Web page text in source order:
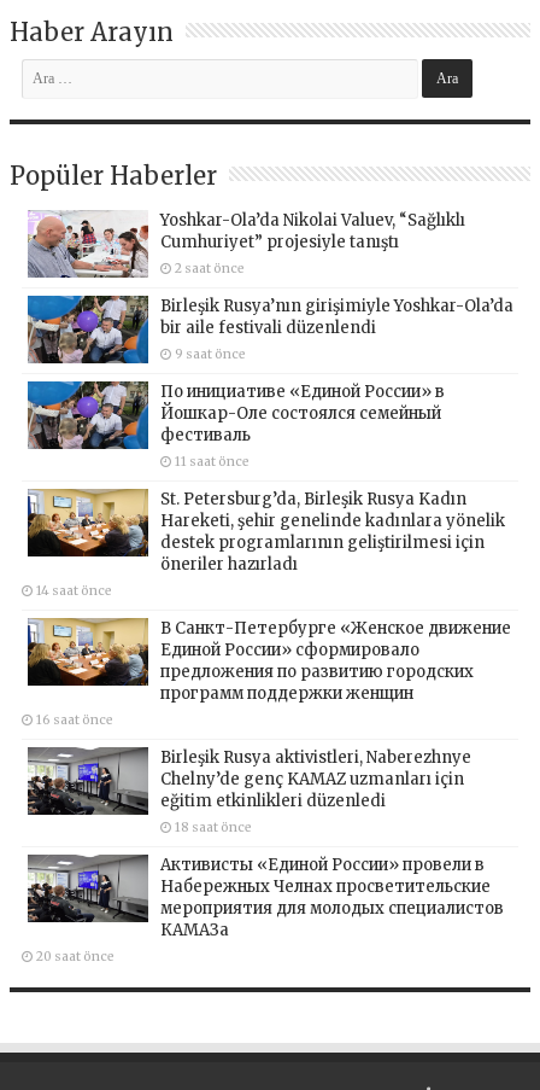
Haber Arayın
Popüler Haberler
Yoshkar-Ola’da Nikolai Valuev, “Sağlıklı
Cumhuriyet” projesiyle tanıştı
2 saat önce
Birleşik Rusya’nın girişimiyle Yoshkar-Ola’da
bir aile festivali düzenlendi
9 saat önce
По инициативе «Единой России» в
Йошкар-Оле состоялся семейный
фестиваль
11 saat önce
St. Petersburg’da, Birleşik Rusya Kadın
Hareketi, şehir genelinde kadınlara yönelik
destek programlarının geliştirilmesi için
öneriler hazırladı
14 saat önce
В Санкт-Петербурге «Женское движение
Единой России» сформировало
предложения по развитию городских
программ поддержки женщин
16 saat önce
Birleşik Rusya aktivistleri, Naberezhnye
Chelny’de genç KAMAZ uzmanları için
eğitim etkinlikleri düzenledi
18 saat önce
Активисты «Единой России» провели в
Набережных Челнах просветительские
мероприятия для молодых специалистов
КАМАЗа
20 saat önce